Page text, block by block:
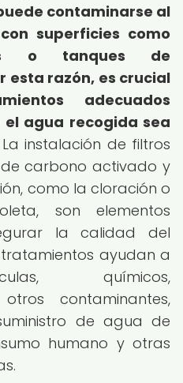
contaminarse al
superficies como
o tanques de
esta razón, es crucial
adecuados
agua recogida sea
La instalación de filtros
carbono activado y
como la cloración o
son elementos
la calidad del
ayudan a
químicos,
contaminantes,
de agua de
humano y otras